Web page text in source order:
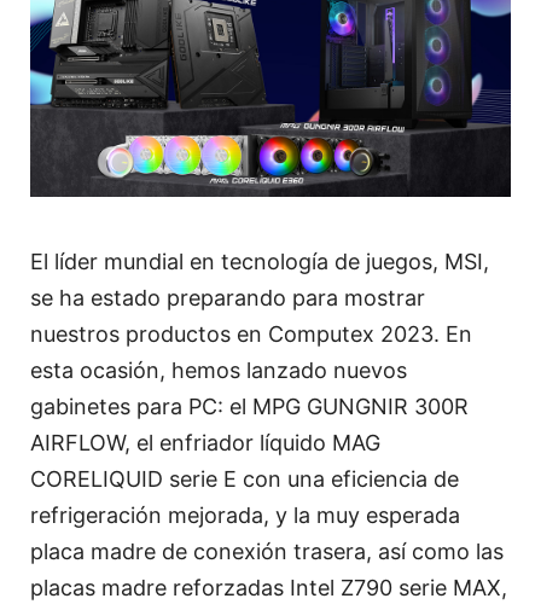
El líder mundial en tecnología de juegos, MSI,
se ha estado preparando para mostrar
nuestros productos en Computex 2023. En
esta ocasión, hemos lanzado nuevos
gabinetes para PC: el MPG GUNGNIR 300R
AIRFLOW, el enfriador líquido MAG
CORELIQUID serie E con una eficiencia de
refrigeración mejorada, y la muy esperada
placa madre de conexión trasera, así como las
placas madre reforzadas Intel Z790 serie MAX,